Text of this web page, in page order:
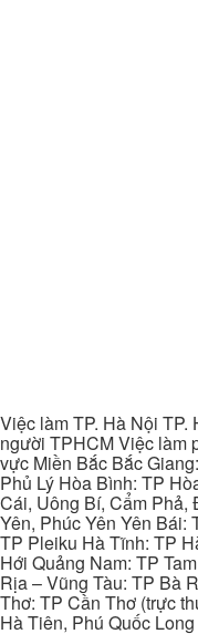
Việc làm TP. Hà Nội
người TPHCM Việc làm
vực Miền Bắc Bắc
Phủ Lý Hòa Bình: TP
Cái, Uông Bí, Cẩm Phả,
Yên, Phúc Yên Yên
TP Pleiku Hà Tĩnh: TP
Hới Quảng Nam: TP
Rịa – Vũng Tàu: TP Bà
Thơ: TP Cần Thơ (trực
Hà Tiên, Phú Quốc